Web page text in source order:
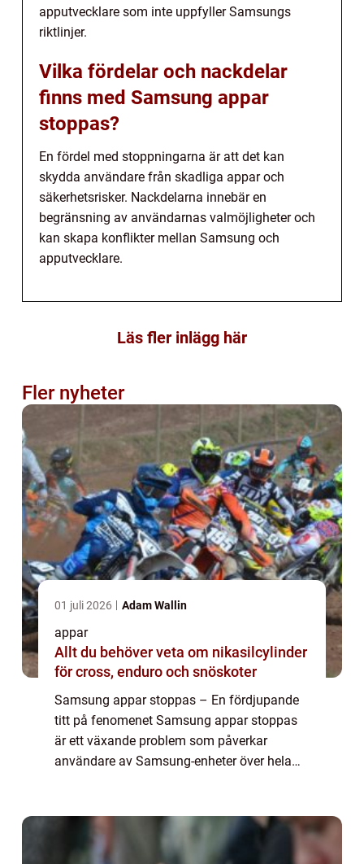
apputvecklare som inte uppfyller Samsungs
riktlinjer.
Vilka fördelar och nackdelar
finns med Samsung appar
stoppas?
En fördel med stoppningarna är att det kan
skydda användare från skadliga appar och
säkerhetsrisker. Nackdelarna innebär en
begränsning av användarnas valmöjligheter och
kan skapa konflikter mellan Samsung och
apputvecklare.
Läs fler inlägg här
Fler nyheter
01 juli 2026 Adam Wallin
appar
Allt du behöver veta om nikasilcylinder
för cross, enduro och snöskoter
Samsung appar stoppas – En fördjupande
titt på fenomenet Samsung appar stoppas
är ett växande problem som påverkar
användare av Samsung-enheter över hela